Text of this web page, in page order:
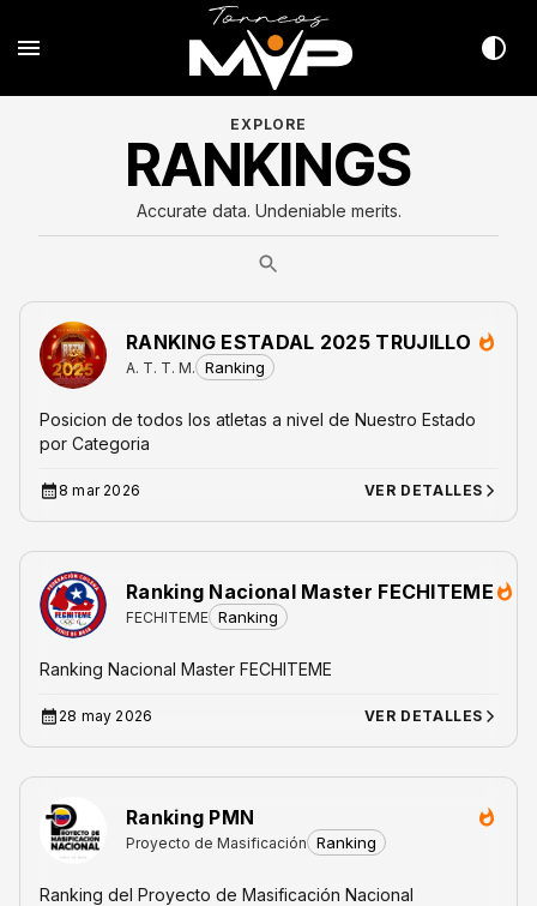
EXPLORE
RANKINGS
Accurate data. Undeniable merits.
RANKING ESTADAL 2025 TRUJILLO
A. T. T. M. Ranking
Posicion de todos los atletas a nivel de Nuestro Estado
por Categoria
8 mar 2026 VER DETALLES
Ranking Nacional Master FECHITEME
FECHITEME Ranking
Ranking Nacional Master FECHITEME
28 may 2026 VER DETALLES
Ranking PMN
Proyecto de Masificación Ranking
Ranking del Proyecto de Masificación Nacional